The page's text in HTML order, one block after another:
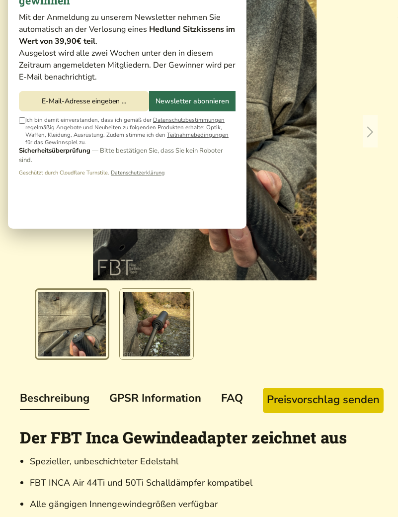
Mit der Anmeldung zu unserem Newsletter nehmen Sie
automatisch an der Verlosung eines Hedlund Sitzkissens im
Wert von 39,90€ teil.
Ausgelost wird alle zwei Wochen unter den in diesem
Zeitraum angemeldeten Mitgliedern. Der Gewinner wird per
E-Mail benachrichtigt.
Newsletter abonnieren
Ich bin damit einverstanden, dass ich gemäß der Datenschutzbestimmungen
regelmäßig Angebote und Neuheiten zu folgenden Produkten erhalte: Optik,
Waffen, Kleidung, Ausrüstung. Zudem stimme ich den Teilnahmebedingungen
für das Gewinnspiel zu.
Sicherheitsüberprüfung — Bitte bestätigen Sie, dass Sie kein Roboter
sind.
Geschützt durch Cloudflare Turnstile. Datenschutzerklärung
Beschreibung GPSR Information FAQ Preisvorschlag senden
Der FBT Inca Gewindeadapter zeichnet aus
Spezieller, unbeschichteter Edelstahl
FBT INCA Air 44Ti und 50Ti Schalldämpfer kompatibel
Alle gängigen Innengewindegrößen verfügbar